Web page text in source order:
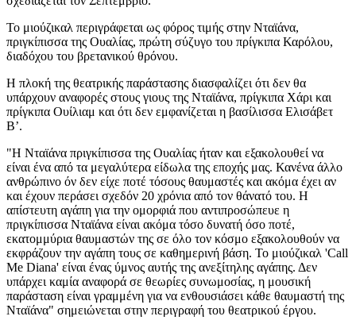
Το μιούζικαλ περιγράφεται ως φόρος τιμής στην Νταϊάνα,
πριγκίπισσα της Ουαλίας, πρώτη σύζυγο του πρίγκιπα Καρόλου,
διαδόχου του βρετανικού θρόνου.
Η πλοκή της θεατρικής παράστασης διασφαλίζει ότι δεν θα
υπάρχουν αναφορές στους γιους της Νταϊάνα, πρίγκιπα Χάρι και
πρίγκιπα Ουίλιαμ και ότι δεν εμφανίζεται η βασίλισσα Ελισάβετ
Β’.
"Η Νταϊάνα πριγκίπισσα της Ουαλίας ήταν και εξακολουθεί να
είναι ένα από τα μεγαλύτερα είδωλα της εποχής μας. Κανένα άλλο
ανθρώπινο όν δεν είχε ποτέ τόσους θαυμαστές και ακόμα έχει αν
και έχουν περάσει σχεδόν 20 χρόνια από τον θάνατό του. Η
απίστευτη αγάπη για την ομορφιά που αντιπροσώπευε η
πριγκίπισσα Νταϊάνα είναι ακόμα τόσο δυνατή όσο ποτέ,
εκατομμύρια θαυμαστών της σε όλο τον κόσμο εξακολουθούν να
εκφράζουν την αγάπη τους σε καθημερινή βάση. Το μιούζικαλ 'Call
Me Diana' είναι ένας ύμνος αυτής της ανεξίτηλης αγάπης. Δεν
υπάρχει καμία αναφορά σε θεωρίες συνωμοσίας, η μουσική
παράσταση είναι γραμμένη για να ενθουσιάσει κάθε θαυμαστή της
Νταϊάνα" σημειώνεται στην περιγραφή του θεατρικού έργου.